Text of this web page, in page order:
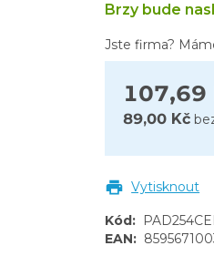
107,69
89,00 Kč
Brzy bude
Jste firma?
Vytisknout
Kód:
EAN: